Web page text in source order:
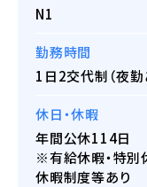
N1
勤務時間
1日2交代制（夜勤
休日・休暇
年間公休114日
※有給休暇・特別
休暇制度等あり